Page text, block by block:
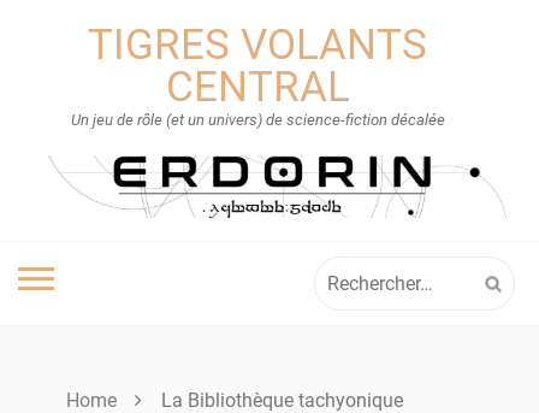
TIGRES VOLANTS
CENTRAL
Un jeu de rôle (et un univers) de science-fiction décalée
Home La Bibliothèque tachyonique